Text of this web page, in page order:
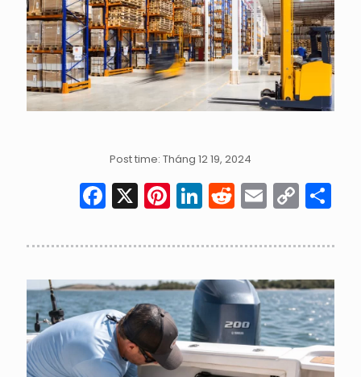
Post time: Tháng 12 19, 2024
Facebook
X Pinterest
LinkedIn
Reddit
Email
Link